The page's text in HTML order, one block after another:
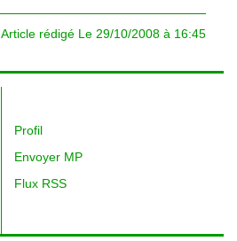
Article rédigé Le 29/10/2008 à 16:45
Profil
Envoyer MP
Flux RSS